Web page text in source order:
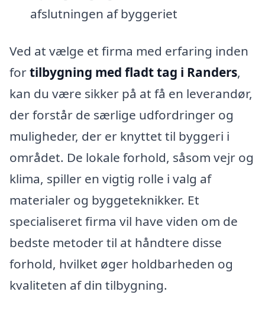
afslutningen af byggeriet
Ved at vælge et firma med erfaring inden
fortilbygning med fladt tag i Randers,
kan du være sikker på at få en leverandør,
der forstår de særlige udfordringer og
muligheder, der er knyttet til byggeri i
området. De lokale forhold, såsom vejr og
klima, spiller en vigtig rolle i valg af
materialer og byggeteknikker. Et
specialiseret firma vil have viden om de
bedste metoder til at håndtere disse
forhold, hvilket øger holdbarheden og
kvaliteten af din tilbygning.